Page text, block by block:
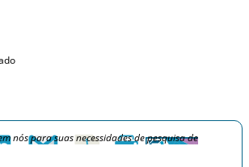
nós para suas necessidades de pesquisa de